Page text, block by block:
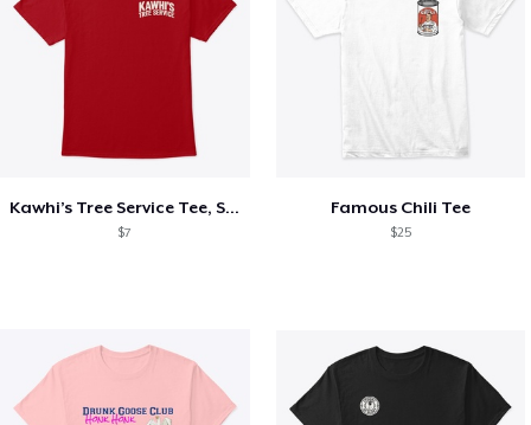
Kawhi’s Tree Service Tee, Shirts, Mug
$7
Famous Chili Tee
$25